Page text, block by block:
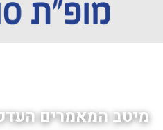
מיטב המאמרים